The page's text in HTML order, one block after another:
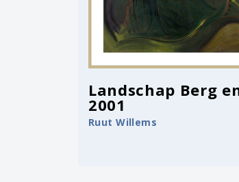
Landschap Berg
2001
Ruut Willems